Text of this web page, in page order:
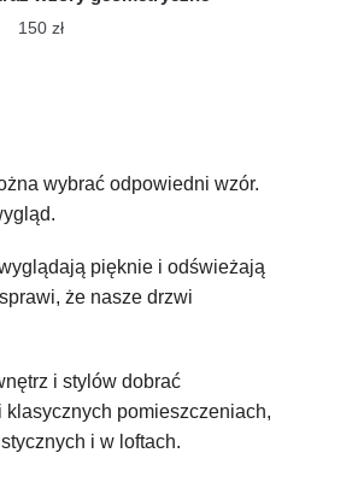
150zł
wybrać odpowiedni wzór.
pięknie i odświeżają
że nasze drzwi
i stylów dobrać
pomieszczeniach,
i w loftach.